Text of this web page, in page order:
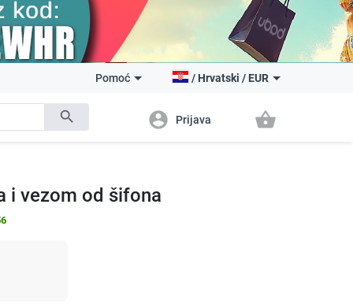
search
Pomoć / Hrvatski / EUR
account_circle Prijava shopping_basket
i vezom od šifona